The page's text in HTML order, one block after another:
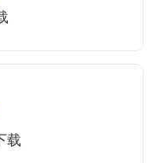
载